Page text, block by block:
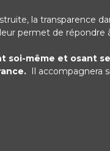
la transparence
permet de répondre
soi-même et osant
Il accompagnera